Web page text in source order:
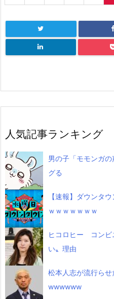
人気記事ランキング
男の子「モモンガ
グる
【速報】ダウンタ
ｗｗｗｗｗｗｗ
ヒコロヒー コンビ
い〟理由
松本人志が流行ら
wwwwww